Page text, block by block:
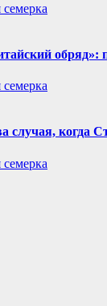
семерка
обряд»:
семерка
случая, когда
семерка